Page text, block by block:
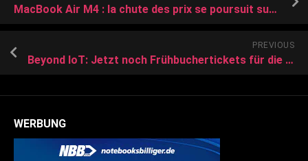
MacBook Air M4 : la chute des prix se poursuit sur ce nouvel incontournable
PREVIOUS
Beyond IoT: Jetzt noch Frühbuchertickets für die IIoT-Konferenz sichern
WERBUNG